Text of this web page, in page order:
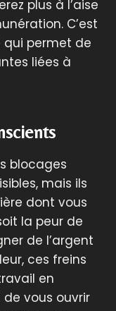
plus à l’aise
C’est
permet de
liées à
blocages
mais ils
dont vous
la peur de
de l’argent
ces freins
en
vous ouvrir